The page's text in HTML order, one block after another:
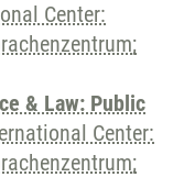
Center:
& Law: Public
Center: